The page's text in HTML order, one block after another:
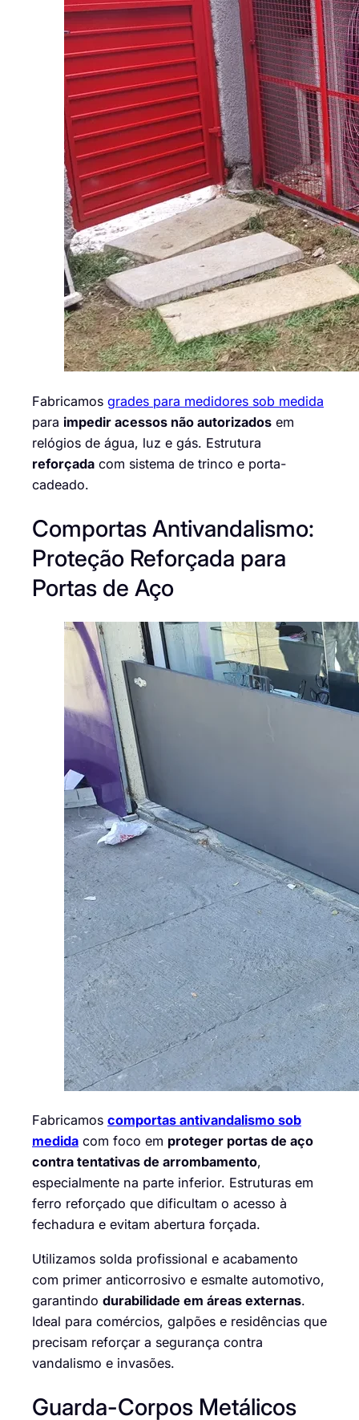
Fabricamos grades para medidores sob medida
para impedir acessos não autorizados em
relógios de água, luz e gás. Estrutura
reforçada com sistema de trinco e porta-
cadeado.
Comportas Antivandalismo:
Proteção Reforçada para
Portas de Aço
Fabricamos comportas antivandalismo sob
medida com foco em proteger portas de aço
contra tentativas de arrombamento,
especialmente na parte inferior. Estruturas em
ferro reforçado que dificultam o acesso à
fechadura e evitam abertura forçada.
Utilizamos solda profissional e acabamento
com primer anticorrosivo e esmalte automotivo,
garantindo durabilidade em áreas externas.
Ideal para comércios, galpões e residências que
precisam reforçar a segurança contra
vandalismo e invasões.
Guarda-Corpos Metálicos